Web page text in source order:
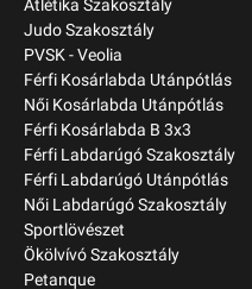
Atlétika Szakosztály
Judo Szakosztály
PVSK - Veolia
Férfi Kosárlabda Utánpótlás
Női Kosárlabda Utánpótlás
Férfi Kosárlabda B 3x3
Férfi Labdarúgó Szakosztály
Férfi Labdarúgó Utánpótlás
Női Labdarúgó Szakosztály
Sportlövészet
Ökölvívó Szakosztály
Petanque